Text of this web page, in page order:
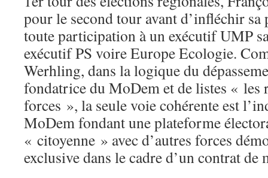
pour le second tour avant d’infléchir
toute participation à un exécutif UMP
exécutif PS voire Europe Ecologie.
Werhling, dans la logique du
fondatrice du MoDem et de listes « les
forces », la seule voie cohérente est
MoDem fondant une plateforme
« citoyenne » avec d’autres forces
exclusive dans le cadre d’un contrat de